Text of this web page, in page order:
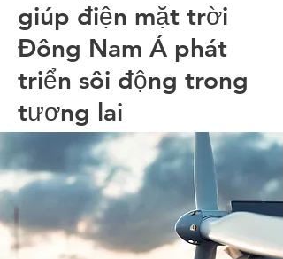
giúp điện mặt trời
Đông Nam Á phát
triển sôi động trong
tương lai